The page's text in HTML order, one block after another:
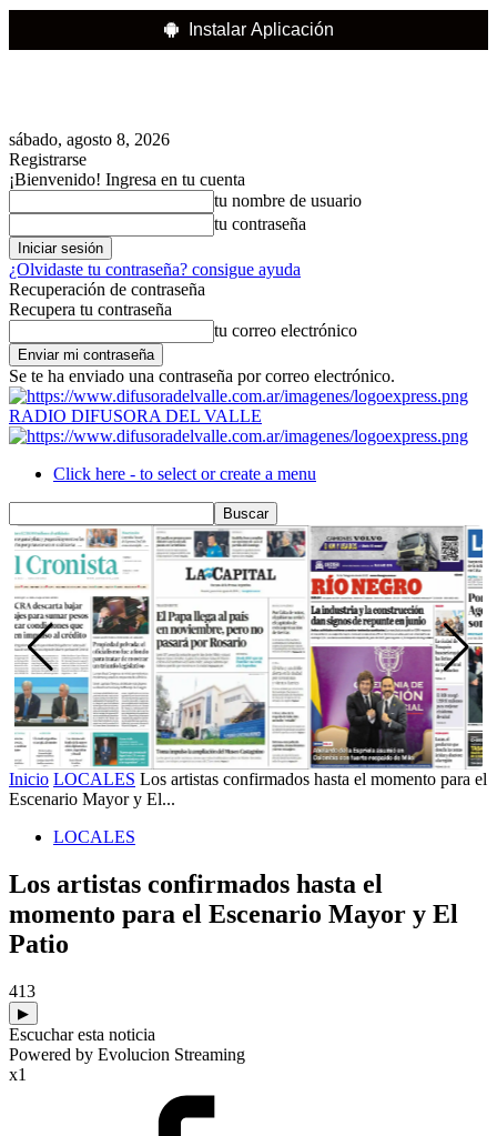
Instalar Aplicación
sábado, agosto 8, 2026
Registrarse
¡Bienvenido! Ingresa en tu cuenta
tu nombre de usuario
tu contraseña
¿Olvidaste tu contraseña? consigue ayuda
Recuperación de contraseña
Recupera tu contraseña
tu correo electrónico
Se te ha enviado una contraseña por correo electrónico.
RADIO DIFUSORA DEL VALLE
Click here - to select or create a menu
Inicio LOCALES Los artistas confirmados hasta el momento para el
Escenario Mayor y El...
LOCALES
Los artistas confirmados hasta el
momento para el Escenario Mayor y El
Patio
413
▶
Escuchar esta noticia
Powered by Evolucion Streaming
x1